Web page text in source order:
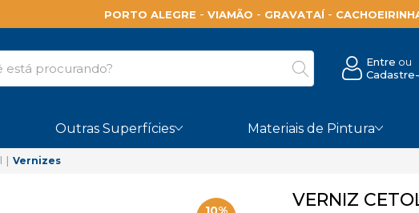
PORTO ALEGRE -VIAMÃO - GRAVATAÍ-
Entre
Outras Superfícies Materiais de Pintura
Vernizes
VERNIZ